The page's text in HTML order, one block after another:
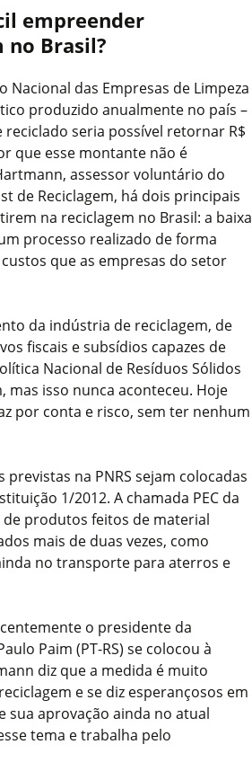
empreender
no Brasil?
das Empresas de Limpeza
produzido anualmente no país –
reciclado seria possível retornar R$
que esse montante não é
assessor voluntário do
de Reciclagem, há dois principais
na reciclagem no Brasil: a baixa
processo realizado de forma
que as empresas do setor
da indústria de reciclagem, de
fiscais e subsídios capazes de
Nacional de Resíduos Sólidos
mas isso nunca aconteceu. Hoje
por conta e risco, sem ter nenhum
na PNRS sejam colocadas
1/2012. A chamada PEC da
produtos feitos de material
mais de duas vezes, como
no transporte para aterros e
o presidente da
Paim (PT-RS) se colocou à
diz que a medida é muito
e se diz esperançosos em
sua aprovação ainda no atual
tema e trabalha pelo